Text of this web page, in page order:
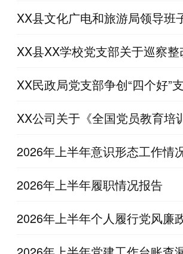
XX县文化广电和旅游局领导班子
XX县XX学校党支部关于巡察整
XX民政局党支部争创“四个好”支
XX公司关于《全国党员教育培训
2026年上半年意识形态工作情况
2026年上半年履职情况报告
2026年上半年个人履行党风廉政